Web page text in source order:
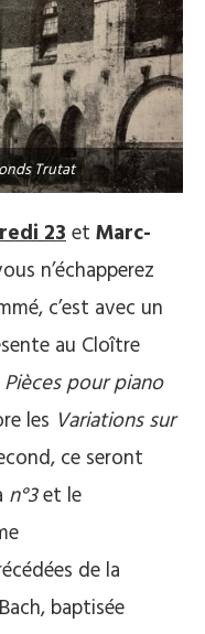
Trutat
23et Marc-
n’échapperez
c’est avec un
au Cloître
pour piano
les Variations sur
ce seront
n°3et le
de la
baptisée